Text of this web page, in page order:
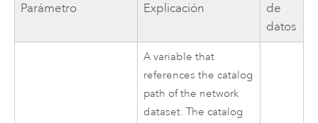
Parámetro Explicación
de
datos
A variable that
references the catalog
path of the network
dataset. The catalog